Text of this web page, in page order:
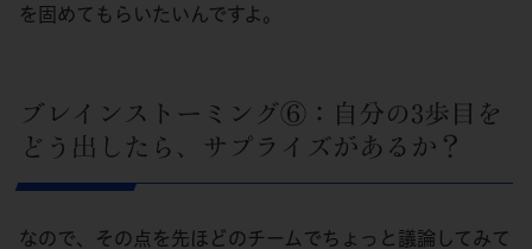
を固めてもらいたいんですよ。
ブレインストーミング⑥：自分の3歩目を
どう出したら、サプライズがあるか？
なので、その点を先ほどのチームでちょっと議論してみて